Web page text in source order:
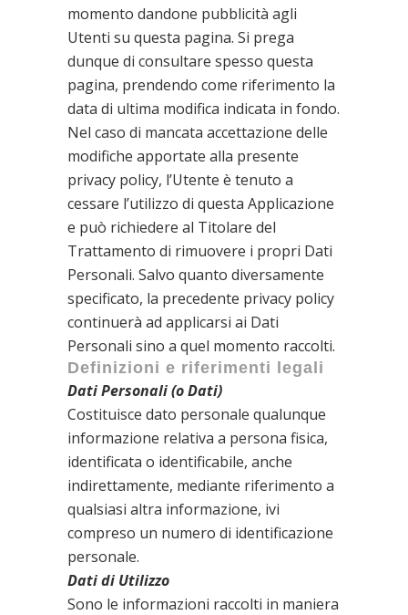
momento dandone pubblicità agli
Utenti su questa pagina. Si prega
dunque di consultare spesso questa
pagina, prendendo come riferimento la
data di ultima modifica indicata in fondo.
Nel caso di mancata accettazione delle
modifiche apportate alla presente
privacy policy, l’Utente è tenuto a
cessare l’utilizzo di questa Applicazione
e può richiedere al Titolare del
Trattamento di rimuovere i propri Dati
Personali. Salvo quanto diversamente
specificato, la precedente privacy policy
continuerà ad applicarsi ai Dati
Personali sino a quel momento raccolti.
Definizioni e riferimenti legali
Dati Personali (o Dati)
Costituisce dato personale qualunque
informazione relativa a persona fisica,
identificata o identificabile, anche
indirettamente, mediante riferimento a
qualsiasi altra informazione, ivi
compreso un numero di identificazione
personale.
Dati di Utilizzo
Sono le informazioni raccolti in maniera